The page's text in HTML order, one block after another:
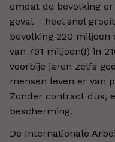
omdat de bevolking
geval – heel snel
bevolking 220 miljoen
van 791 miljoen(!) in
voorbije jaren zelfs
mensen leven er van
Zonder contract dus,
bescherming.
De Internationale